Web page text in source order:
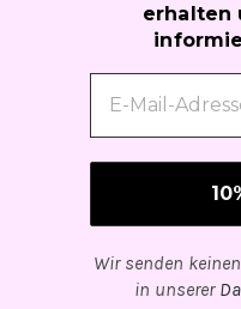
erhalten
Wir senden
in unserer